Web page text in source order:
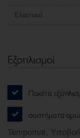
Ελαστικά
Εξοπλισμοί
Πακέτα
συστήματα
Tempomat,